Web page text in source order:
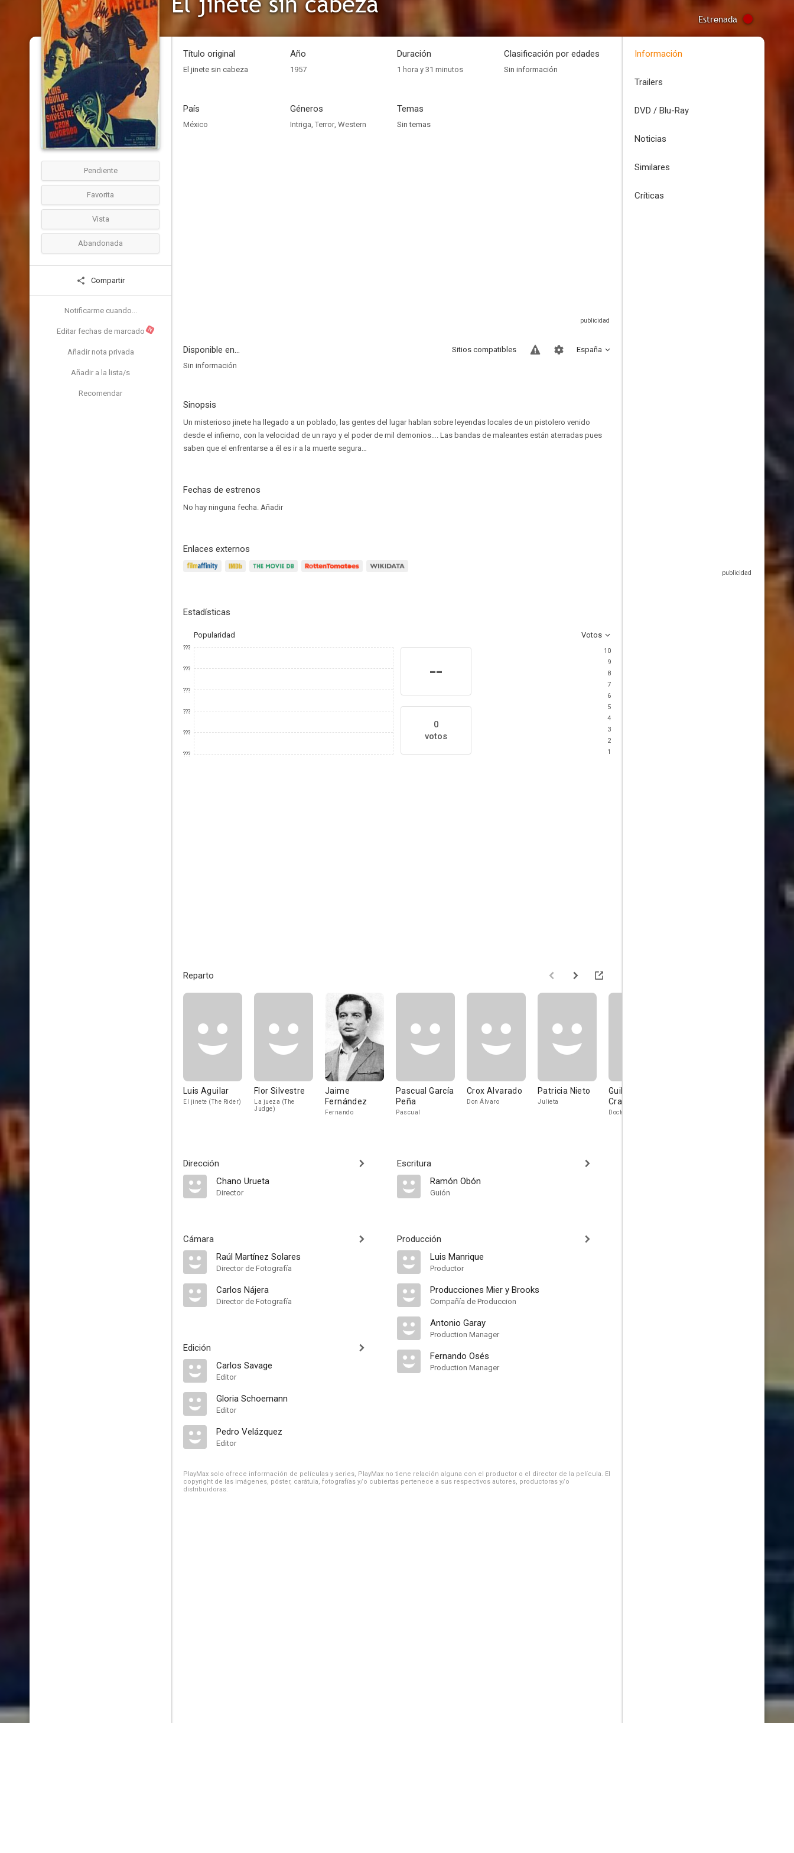
Estrenada
Pendiente
Favorita
Vista
Abandonada
Compartir
Notificarme cuando...
Editar fechas de marcado N
Añadir nota privada
Añadir a la lista/s
Recomendar
Título original
El jinete sin cabeza
Año
1957
Duración
1 hora y 31 minutos
Clasificación por edades
Sin información
País
México
Géneros
Intriga, Terror, Western
Temas
Sin temas
Disponible en... España
Sitios compatibles
Sin información
Sinopsis
Un misterioso jinete ha llegado a un poblado, las gentes del lugar hablan sobre leyendas locales de un pistolero venido
desde el infierno, con la velocidad de un rayo y el poder de mil demonios…. Las bandas de maleantes están aterradas pues
saben que el enfrentarse a él es ir a la muerte segura…
Fechas de estrenos
No hay ninguna fecha. Añadir
Enlaces externos
Estadísticas
Popularidad Votos
???
???
???
???
???
???
--
0
votos
10
9
8
7
6
5
4
3
2
1
Reparto
Luis Aguilar
El jinete (The Rider)
Flor Silvestre
La jueza (The
Judge)
Jaime
Fernández
Fernando
Pascual García
Peña
Pascual
Crox Alvarado
Don Álvaro
Patricia Nieto
Julieta
Guillermo
Cramer
Doctor J. González
Dirección
Chano Urueta
Director
Cámara
Raúl Martínez Solares
Director de Fotografía
Carlos Nájera
Director de Fotografía
Edición
Carlos Savage
Editor
Gloria Schoemann
Editor
Pedro Velázquez
Editor
Escritura
Ramón Obón
Guión
Producción
Luis Manrique
Productor
Producciones Mier y Brooks
Compañía de Produccion
Antonio Garay
Production Manager
Fernando Osés
Production Manager
PlayMax solo ofrece información de películas y series, PlayMax no tiene relación alguna con el productor o el director de la película. El
copyright de las imágenes, póster, carátula, fotografías y/o cubiertas pertenece a sus respectivos autores, productoras y/o
distribuidoras.
Información
Trailers
DVD / Blu-Ray
Noticias
Similares
Críticas